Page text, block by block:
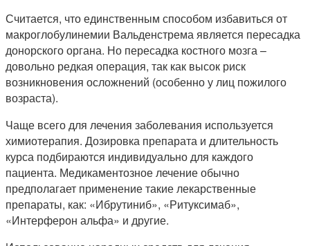
Считается, что единственным способом избавиться от
макроглобулинемии Вальденстрема является пересадка
донорского органа. Но пересадка костного мозга –
довольно редкая операция, так как высок риск
возникновения осложнений (особенно у лиц пожилого
возраста).
Чаще всего для лечения заболевания используется
химиотерапия. Дозировка препарата и длительность
курса подбираются индивидуально для каждого
пациента. Медикаментозное лечение обычно
предполагает применение такие лекарственные
препараты, как: «Ибрутиниб», «Ритуксимаб»,
«Интерферон альфа» и другие.